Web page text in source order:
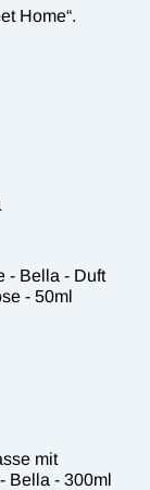
Home“.
- Bella - Duft
- 50ml
mit
Bella - 300ml